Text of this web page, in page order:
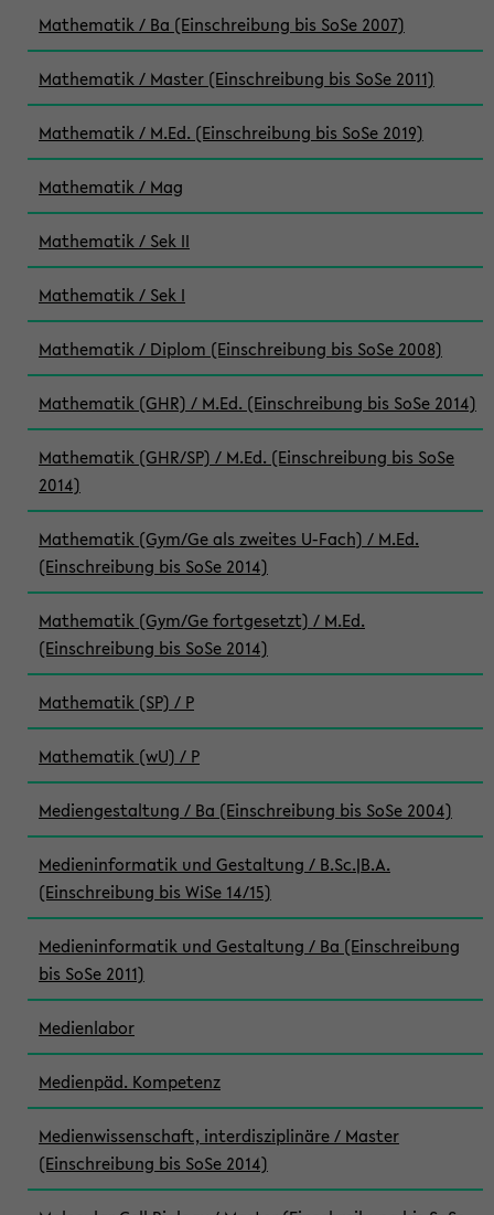
Mathematik / Ba (Einschreibung bis SoSe 2007)
Mathematik / Master (Einschreibung bis SoSe 2011)
Mathematik / M.Ed. (Einschreibung bis SoSe 2019)
Mathematik / Mag
Mathematik / Sek II
Mathematik / Sek I
Mathematik / Diplom (Einschreibung bis SoSe 2008)
Mathematik (GHR) / M.Ed. (Einschreibung bis SoSe 2014)
Mathematik (GHR/SP) / M.Ed. (Einschreibung bis SoSe
2014)
Mathematik (Gym/Ge als zweites U-Fach) / M.Ed.
(Einschreibung bis SoSe 2014)
Mathematik (Gym/Ge fortgesetzt) / M.Ed.
(Einschreibung bis SoSe 2014)
Mathematik (SP) / P
Mathematik (wU) / P
Mediengestaltung / Ba (Einschreibung bis SoSe 2004)
Medieninformatik und Gestaltung / B.Sc.|B.A.
(Einschreibung bis WiSe 14/15)
Medieninformatik und Gestaltung / Ba (Einschreibung
bis SoSe 2011)
Medienlabor
Medienpäd. Kompetenz
Medienwissenschaft, interdisziplinäre / Master
(Einschreibung bis SoSe 2014)